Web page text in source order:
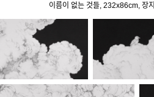
이름이 없는 것들, 232x86cm,